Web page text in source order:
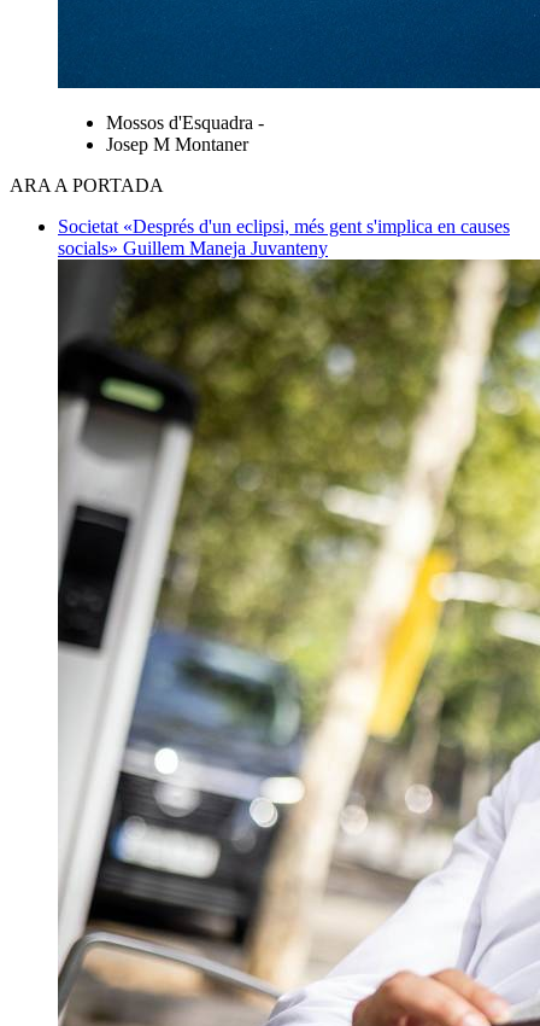
Mossos d'Esquadra -
Josep M Montaner
ARA A PORTADA
Societat «Després d'un eclipsi, més gent s'implica en causes
socials» Guillem Maneja Juvanteny